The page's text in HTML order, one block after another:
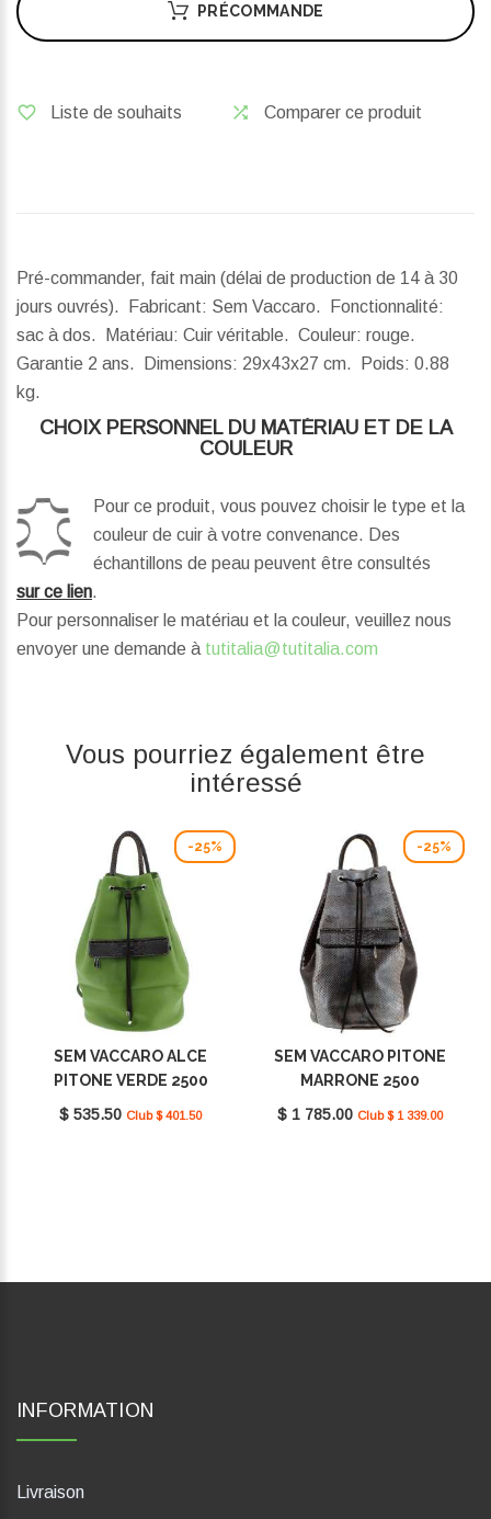
PRÉCOMMANDE
Liste de souhaits Comparer ce produit
Pré-commander, fait main (délai de production de 14 à 30
jours ouvrés). Fabricant: Sem Vaccaro. Fonctionnalité:
sac à dos. Matériau: Cuir véritable. Couleur: rouge.
Garantie 2 ans.
Dimensions: 29x43x27 cm. Poids: 0.88
kg.
CHOIX PERSONNEL DU MATÉRIAU ET DE LA
COULEUR
Pour ce produit, vous pouvez choisir le type et la
couleur de cuir à votre convenance. Des
échantillons de peau peuvent être consultés
sur ce lien.
Pour personnaliser le matériau et la couleur, veuillez nous
envoyer une demande à tutitalia@tutitalia.com
Vous pourriez également être
intéressé
-25%
SEM VACCARO ALCE
PITONE VERDE 2500
$ 535.50 Club $ 401.50
-25%
SEM VACCARO PITONE
MARRONE 2500
$ 1 785.00 Club $ 1 339.00
INFORMATION
Livraison